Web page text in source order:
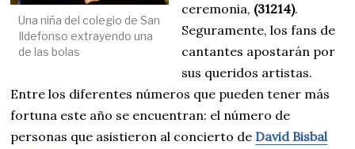
Una niña del colegio de San
Ildefonso extrayendo una
de las bolas
ceremonia, (31214).
Seguramente, los fans de
cantantes apostarán por
sus queridos artistas.
Entre los diferentes números que pueden tener más
fortuna este año se encuentran: el número de
personas que asistieron al concierto de David Bisbal